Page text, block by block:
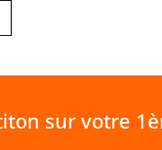
sur votre